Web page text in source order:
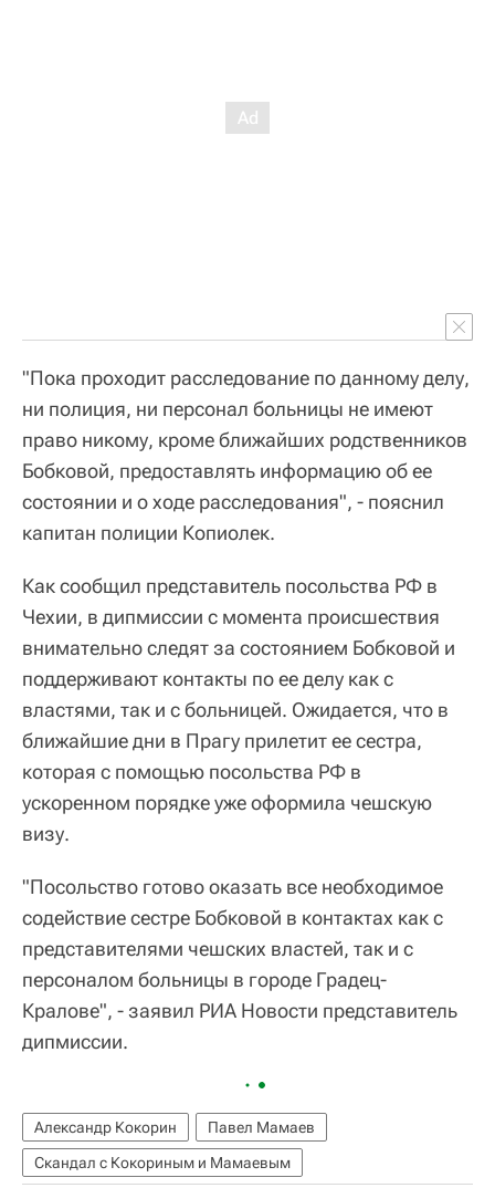
"Пока проходит расследование по данному делу,
ни полиция, ни персонал больницы не имеют
право никому, кроме ближайших родственников
Бобковой, предоставлять информацию об ее
состоянии и о ходе расследования", - пояснил
капитан полиции Копиолек.
Как сообщил представитель посольства РФ в
Чехии, в дипмиссии с момента происшествия
внимательно следят за состоянием Бобковой и
поддерживают контакты по ее делу как с
властями, так и с больницей. Ожидается, что в
ближайшие дни в Прагу прилетит ее сестра,
которая с помощью посольства РФ в
ускоренном порядке уже оформила чешскую
визу.
"Посольство готово оказать все необходимое
содействие сестре Бобковой в контактах как с
представителями чешских властей, так и с
персоналом больницы в городе Градец-
Кралове", - заявил РИА Новости представитель
дипмиссии.
Александр Кокорин
Павел Мамаев
Скандал с Кокориным и Мамаевым